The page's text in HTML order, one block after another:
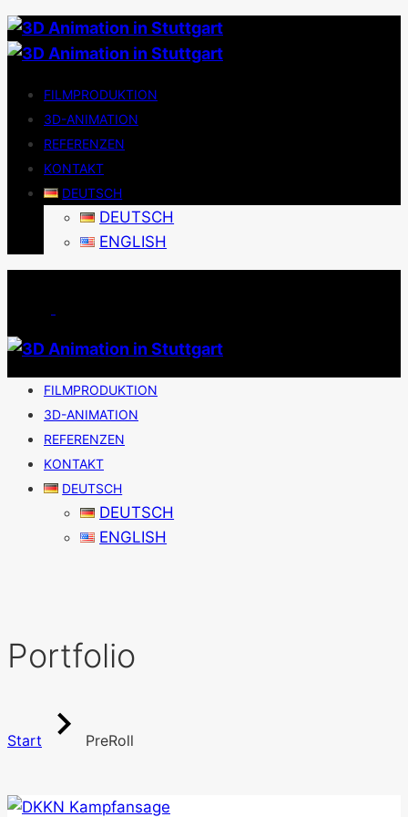
FILMPRODUKTION
3D-ANIMATION
REFERENZEN
KONTAKT
DEUTSCH
DEUTSCH
ENGLISH
FILMPRODUKTION
3D-ANIMATION
REFERENZEN
KONTAKT
DEUTSCH
DEUTSCH
ENGLISH
Portfolio
Start PreRoll